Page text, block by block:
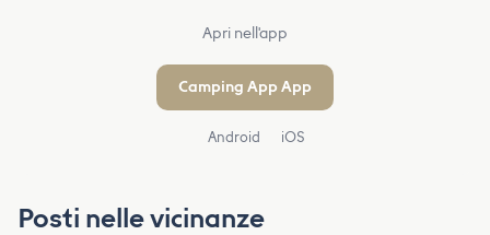
Apri nell'app
Camping App App
Android iOS
Posti nelle vicinanze